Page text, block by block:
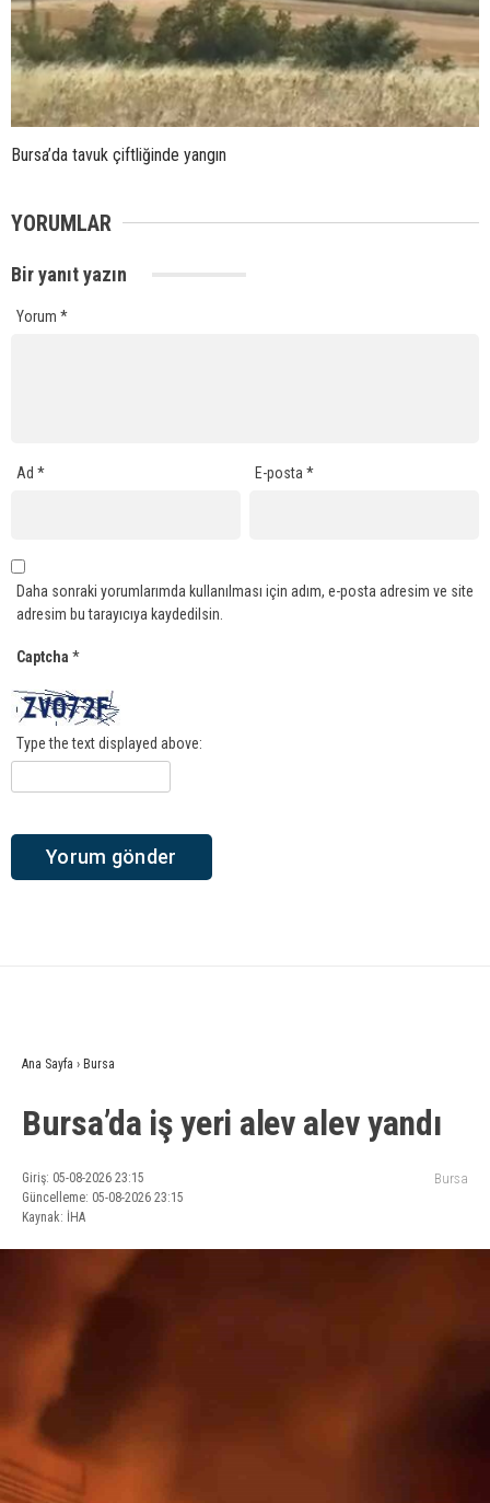
Bursa’da tavuk çiftliğinde yangın
YORUMLAR
Bir yanıt yazın
Yorum *
Ad * E-posta*
Daha sonraki yorumlarımda kullanılması için adım, e-posta adresim ve site
adresim bu tarayıcıya kaydedilsin.
Captcha *
Type the text displayed above:
Ana Sayfa › Bursa
Bursa’da iş yeri alev alev yandı
Giriş: 05-08-2026 23:15
Güncelleme: 05-08-2026 23:15
Kaynak: İHA
Bursa